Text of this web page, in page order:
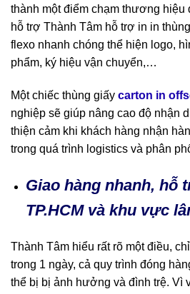
thành một điểm chạm thương hiệu
hỗ trợ Thành Tâm hỗ trợ in in
flexo nhanh chóng thể hiện logo,
phẩm, ký hiệu vận chuyển,…
Một chiếc thùng giấy carton in
nghiệp sẽ giúp nâng cao độ nhận
thiện cảm khi khách hàng nhận
trong quá trình logistics và phân
Giao hàng nhanh, hỗ
TP.HCM và khu vực
Thành Tâm hiểu rất rõ một điều,
trong 1 ngày, cả quy trình đóng
thể bị bị ảnh hưởng và đình trệ. Vì